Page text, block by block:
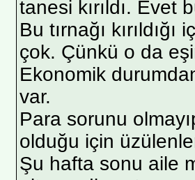
tanesi kırıldı. Evet
Bu tırnağı
çok. Çünkü o da
Ekonomik
var.
Para sorunu
olduğu için
Şu hafta sonu aile